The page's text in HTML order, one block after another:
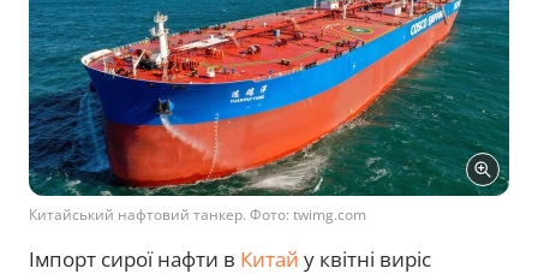
Китайський нафтовий танкер. Фото: twimg.com
Імпорт сирої нафти в Китай у квітні виріс